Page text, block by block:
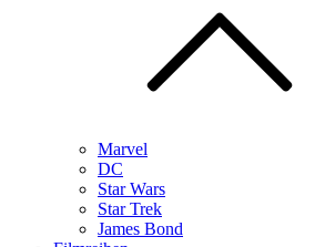
Marvel
DC
Star Wars
Star Trek
James Bond